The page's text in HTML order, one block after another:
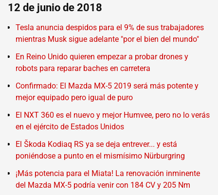
12 de junio de 2018
Tesla anuncia despidos para el 9% de sus trabajadores
mientras Musk sigue adelante "por el bien del mundo"
En Reino Unido quieren empezar a probar drones y
robots para reparar baches en carretera
Confirmado: El Mazda MX-5 2019 será más potente y
mejor equipado pero igual de puro
El NXT 360 es el nuevo y mejor Humvee, pero no lo verás
en el ejército de Estados Unidos
El Škoda Kodiaq RS ya se deja entrever... y está
poniéndose a punto en el mismísimo Nürburgring
¡Más potencia para el Miata! La renovación inminente
del Mazda MX-5 podría venir con 184 CV y 205 Nm